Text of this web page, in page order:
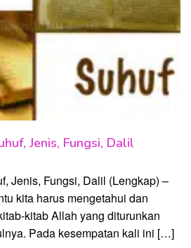
Jenis, Fungsi, Dalil
Jenis, Fungsi, Dalil (Lengkap) –
kita harus mengetahui dan
kitab Allah yang diturunkan
Pada kesempatan kali ini […]